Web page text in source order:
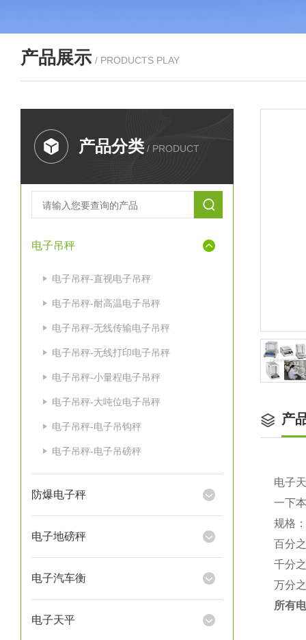
产品展示 / PRODUCTS PLAY
产品分类 / PRODUCT
电子吊秤
电子吊秤-直视电子吊秤
电子吊秤-耐高温电子吊秤
电子吊秤-无线传输电子吊秤
电子吊秤-无线打印电子吊秤
电子吊秤-小量程电子吊秤
电子吊秤-大吨位电子吊秤
电子吊秤-电子吊钩秤
电子吊秤-电子吊磅秤
防爆电子秤
电子地磅秤
电子汽车衡
电子天平
产
电子
一下
规格
百分
千分
万分
所有